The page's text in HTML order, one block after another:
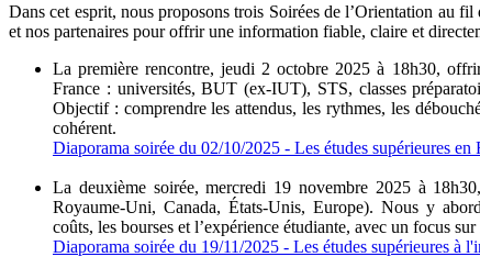
Dans cet esprit, nous proposons trois Soirées de l’Orientation au fil
et nos partenaires pour offrir une information fiable, claire et
La première rencontre, jeudi 2 octobre 2025 à 18h30,
France : universités, BUT (ex-IUT), STS, classes
Objectif : comprendre les attendus, les rythmes, les
cohérent.
Diaporama soirée du 02/10/2025 - Les études supérieures en
La deuxième soirée, mercredi 19 novembre 2025 à
Royaume-Uni, Canada, États-Unis, Europe). Nous y
coûts, les bourses et l’expérience étudiante, avec un focus
Diaporama soirée du 19/11/2025 - Les études supérieures à